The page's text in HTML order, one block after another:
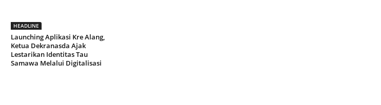
HEADLINE
Launching Aplikasi Kre Alang,
Ketua Dekranasda Ajak
Lestarikan Identitas Tau
Samawa Melalui Digitalisasi